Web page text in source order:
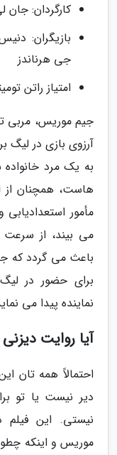
کارگردان:
بازیگران:
جی هرناندز
امتیاز راتن تومیتوز
جیم موریس، مربی
آرزوی بازی در لیگ
به یک مرد
هاست، همچنان
مأمور
می بیند، از
باعث می گردد که
برای حضور در لیگ
نماینده پیدا می
آیا روایت
احتمالاً همه تان
دیر نیست یا تو
نیستی. این فیلم
موریس و اینکه